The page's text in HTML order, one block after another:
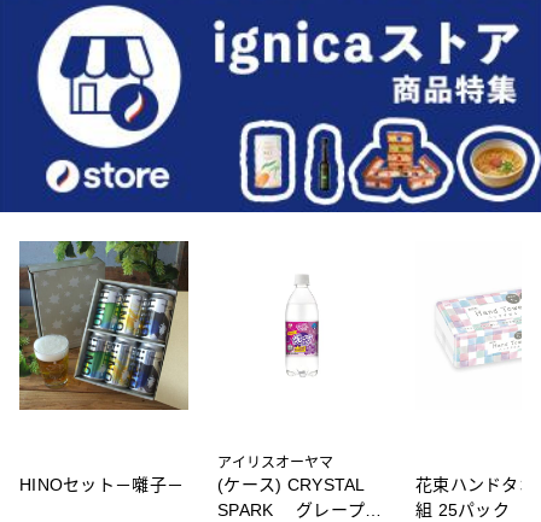
HINOセット－囃子－
アイリスオーヤマ
(ケース) CRYSTAL
SPARK グレープソ
花束ハンドタオ
組 25パック